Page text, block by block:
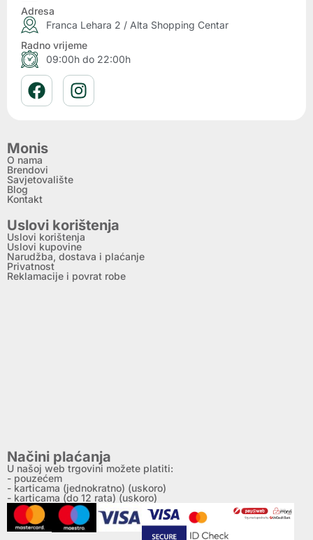
Adresa
Franca Lehara 2 / Alta Shopping Centar
Radno vrijeme
09:00h do 22:00h
Monis
O nama
Brendovi
Savjetovalište
Blog
Kontakt
Uslovi korištenja
Uslovi korištenja
Uslovi kupovine
Narudžba, dostava i plaćanje
Privatnost
Reklamacije i povrat robe
Načini plaćanja
U našoj web trgovini možete platiti:
- pouzećem
- karticama (jednokratno) (uskoro)
- karticama (do 12 rata) (uskoro)